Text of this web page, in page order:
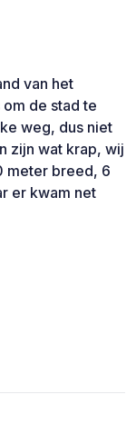
van het
de stad te
weg, dus niet
zijn wat krap, wij
meter breed, 6
er kwam net